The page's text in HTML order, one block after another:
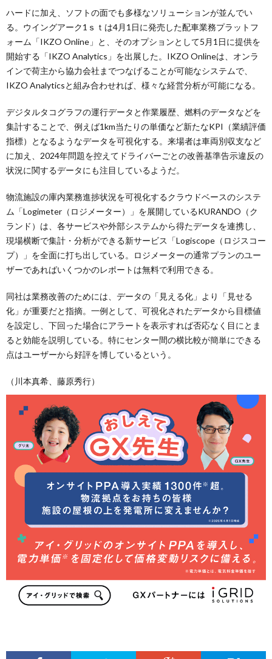
ハードに加え、ソフトの面でも多様なソリューションが並んでい
る。ウイングアーク1ｓｔは4月1日に発売した配車業務プラットフ
ォーム「IKZO Online」と、そのオプションとして5月1日に提供を
開始する「IKZO Analytics」を出展した。IKZO Onlineは、オンラ
インで荷主から協力会社までつなげることが可能なシステムで、
IKZO Analyticsと組み合わせれば、様々な経営分析が可能になる。
デジタルタコグラフの運行データと作業履歴、燃料のデータなどを
集計することで、例えば1km当たりの単価など新たなKPI（業績評価
指標）となるようなデータを可視化する。来場者は車両別収支など
に加え、2024年問題を控えてドライバーごとの改善基準告示違反の
状況に関するデータにも注目しているようだ。
物流施設の庫内業務進捗状況を可視化するクラウドベースのシステ
ム「Logimeter（ロジメーター）」を展開しているKURANDO（ク
ランド）は、各サービスや外部システムから得たデータを連携し、
現場横断で集計・分析ができる新サービス「Logiscope（ロジスコー
プ）」を全面に打ち出している。ロジメーターの通常プランのユー
ザーであればいくつかのレポートは無料で利用できる。
同社は業務改善のためには、データの「見える化」より「見せる
化」が重要だと指摘。一例として、可視化されたデータから目標値
を設定し、下回った場合にアラートを表示すれば否応なく目にとま
ると効能を説明している。特にセンター間の横比較が簡単にできる
点はユーザーから好評を博しているという。
（川本真希、藤原秀行）